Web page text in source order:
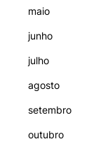
maio
junho
julho
agosto
setembro
outubro